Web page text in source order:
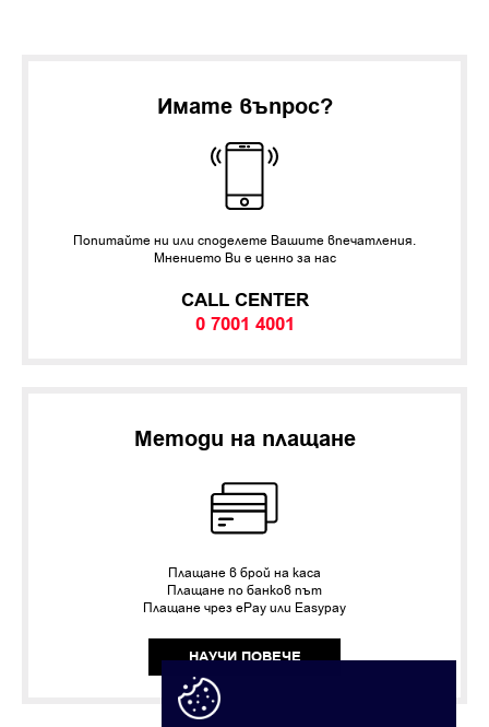
Имате въпрос?
Попитайте ни или споделете Вашите впечатления.
Мнението Ви е ценно за нас
CALL CENTER
0 7001 4001
Методи на плащане
Плащане в брой на каса
Плащане по банков път
Плащане чрез ePay или Easypay
НАУЧИ ПОВЕЧЕ